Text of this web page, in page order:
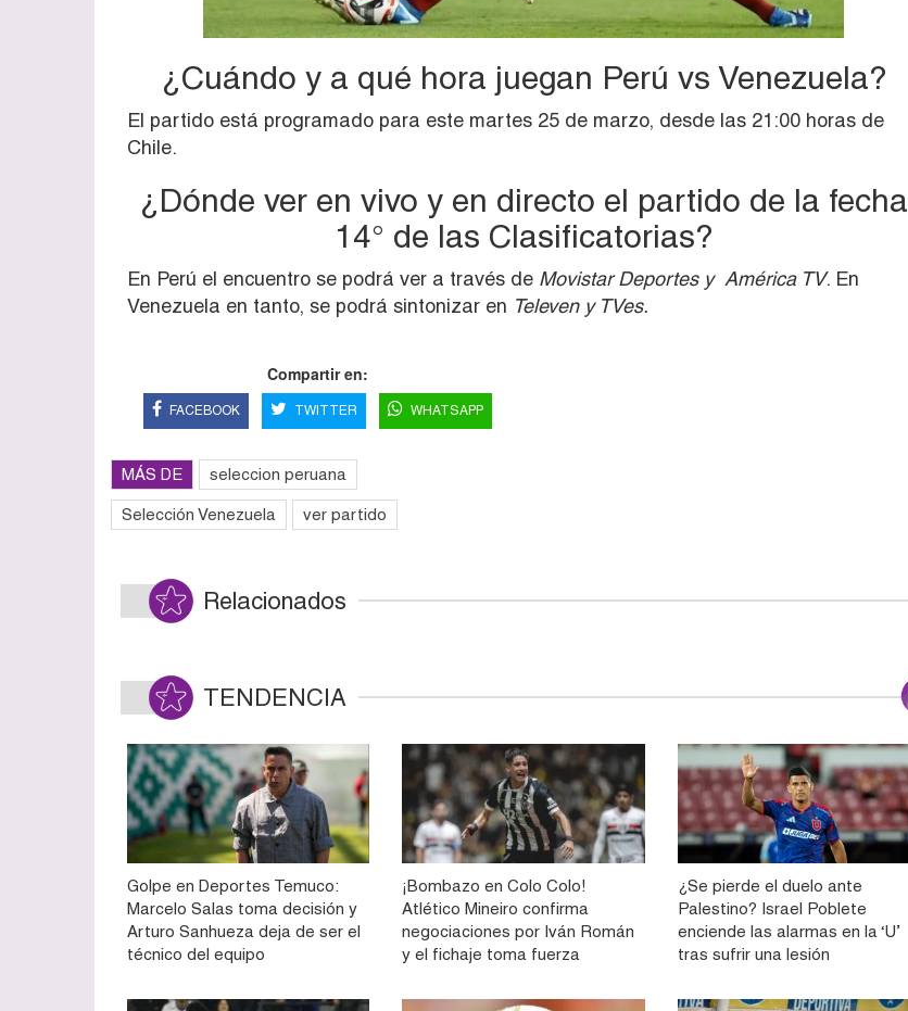
¿Cuándo y a qué hora juegan Perú vs Venezuela?
El partido está programado para este martes 25 de marzo, desde las 21:00 horas de
Chile.
¿Dónde ver en vivo y en directo el partido de la fecha
14° de las Clasificatorias?
En Perú el encuentro se podrá ver a través de Movistar Deportes y América TV. En
Venezuela en tanto, se podrá sintonizar en Televen y TVes.
Compartir en:
FACEBOOK TWITTER WHATSAPP
MÁS DE seleccion peruana
Selección Venezuela ver partido
Relacionados
TENDENCIA
Golpe en Deportes Temuco:
Marcelo Salas toma decisión y
Arturo Sanhueza deja de ser el
técnico del equipo
¡Bombazo en Colo Colo!
Atlético Mineiro confirma
negociaciones por Iván Román
y el fichaje toma fuerza
¿Se pierde el duelo ante
Palestino? Israel Poblete
enciende las alarmas en la ‘U’
tras sufrir una lesión